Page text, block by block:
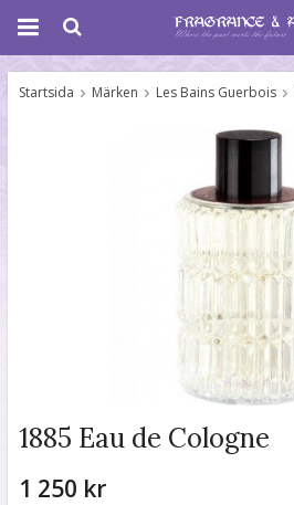
Startsida Märken Les Bains Guerbois
1885 Eau de Cologne
1 250 kr